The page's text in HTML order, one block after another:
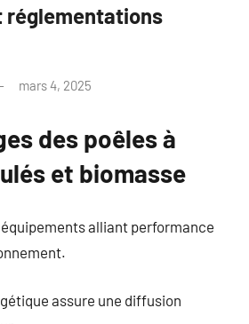
réglementations
mars 4, 2025
des poêles à
et biomasse
alliant performance
assure une diffusion